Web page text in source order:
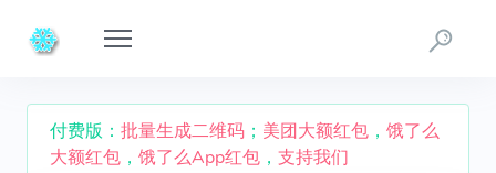
付费版： 批量生成二维码 ； 美团大额红包 ， 饿了么
大额红包 ， 饿了么App红包 ， 支持我们